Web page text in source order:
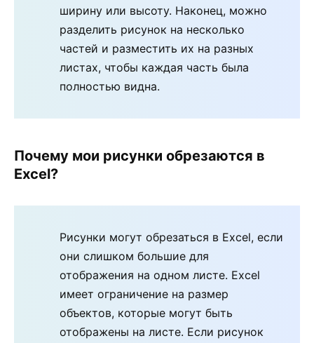
ширину или высоту. Наконец, можно
разделить рисунок на несколько
частей и разместить их на разных
листах, чтобы каждая часть была
полностью видна.
Почему мои рисунки обрезаются в
Excel?
Рисунки могут обрезаться в Excel, если
они слишком большие для
отображения на одном листе. Excel
имеет ограничение на размер
объектов, которые могут быть
отображены на листе. Если рисунок